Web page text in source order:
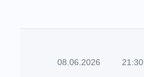
08.06.2026 21:30